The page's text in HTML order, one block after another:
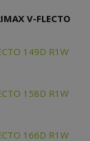
V-FLECTO
149D R1W
158D R1W
166D R1W